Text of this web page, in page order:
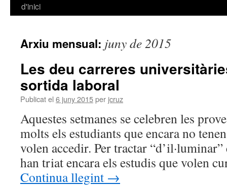
d'inici
Arxiu mensual: juny de 2015
Les deu carreres
sortida laboral
Publicat el 6 juny 2015per jcruz
Aquestes setmanes se celebren les
molts els estudiants que encara no
volen accedir. Per tractar
han triat encara els estudis que volen
Continua llegint →